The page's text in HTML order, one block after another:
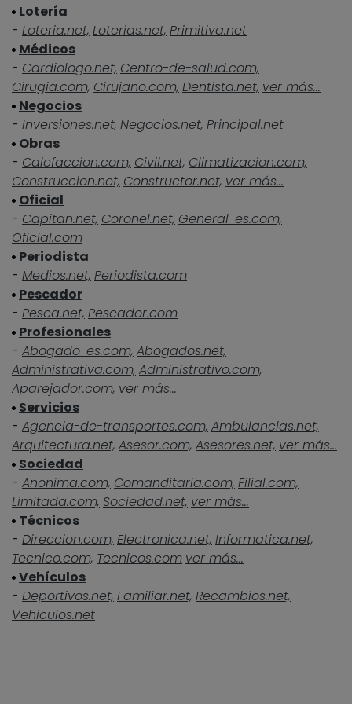
Lotería
- Loteria.net, Loterias.net, Primitiva.net
Médicos
- Cardiologo.net, Centro-de-salud.com,
Cirugia.com, Cirujano.com, Dentista.net, ver más...
Negocios
- Inversiones.net, Negocios.net, Principal.net
Obras
- Calefaccion.com, Civil.net, Climatizacion.com,
Construccion.net, Constructor.net, ver más...
Oficial
- Capitan.net, Coronel.net, General-es.com,
Oficial.com
Periodista
- Medios.net, Periodista.com
Pescador
- Pesca.net, Pescador.com
Profesionales
- Abogado-es.com, Abogados.net,
Administrativa.com, Administrativo.com,
Aparejador.com, ver más...
Servicios
- Agencia-de-transportes.com, Ambulancias.net,
Arquitectura.net, Asesor.com, Asesores.net, ver más...
Sociedad
- Anonima.com, Comanditaria.com, Filial.com,
Limitada.com, Sociedad.net, ver más...
Técnicos
- Direccion.com, Electronica.net, Informatica.net,
Tecnico.com, Tecnicos.com ver más...
Vehículos
- Deportivos.net, Familiar.net, Recambios.net,
Vehiculos.net